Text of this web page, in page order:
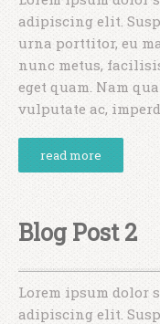
adipiscing elit.
urna porttitor, eu
nunc metus,
eget quam. Nam
vulputate ac,
read more
Blog Post 2
Lorem ipsum dolor
adipiscing elit.